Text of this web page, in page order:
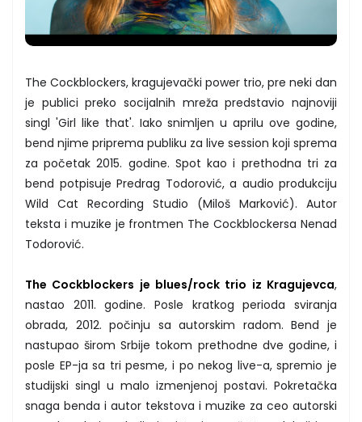
The Cockblockers, kragujevački power trio, pre neki dan
je publici preko socijalnih mreža predstavio najnoviji
singl 'Girl like that'. Iako snimljen u aprilu ove godine,
bend njime priprema publiku za live session koji sprema
za početak 2015. godine. Spot kao i prethodna tri za
bend potpisuje Predrag Todorović, a audio produkciju
Wild Cat Recording Studio (Miloš Marković). Autor
teksta i muzike je frontmen The Cockblockersa Nenad
Todorović.
The Cockblockers je blues/rock trio iz Kragujevca,
nastao 2011. godine. Posle kratkog perioda sviranja
obrada, 2012. počinju sa autorskim radom. Bend je
nastupao širom Srbije tokom prethodne dve godine, i
posle EP-ja sa tri pesme, i po nekog live-a, spremio je
studijski singl u malo izmenjenoj postavi. Pokretačka
snaga benda i autor tekstova i muzike za ceo autorski